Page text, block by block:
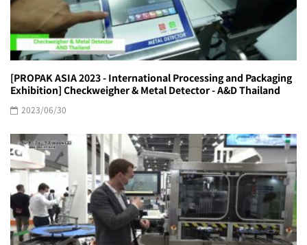
[PROPAK ASIA 2023 - International Processing and Packaging
Exhibition] Checkweigher & Metal Detector - A&D Thailand
2023/06/30